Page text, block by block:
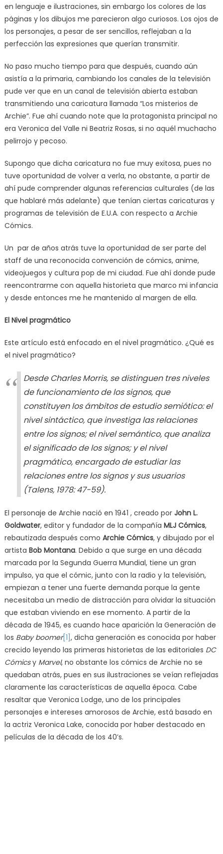
en lenguaje e ilustraciones, sin embargo los colores de las
páginas y los dibujos me parecieron algo curiosos. Los ojos de
los personajes, a pesar de ser sencillos, reflejaban a la
perfección las expresiones que querían transmitir.
No paso mucho tiempo para que después, cuando aún
asistía a la primaria, cambiando los canales de la televisión
pude ver que en un canal de televisión abierta estaban
transmitiendo una caricatura llamada “Los misterios de
Archie”. Fue ahí cuando note que la protagonista principal no
era Veronica del Valle ni Beatriz Rosas, si no aquél muchacho
pelirrojo y pecoso.
Supongo que dicha caricatura no fue muy exitosa, pues no
tuve oportunidad de volver a verla, no obstante, a partir de
ahí pude comprender algunas referencias culturales (de las
que hablaré más adelante) que tenían ciertas caricaturas y
programas de televisión de E.U.A. con respecto a Archie
Cómics.
Un par de años atrás tuve la oportunidad de ser parte del
staff de una reconocida convención de cómics, anime,
videojuegos y cultura pop de mi ciudad. Fue ahí donde pude
reencontrarme con aquella historieta que marco mi infancia
y desde entonces me he mantenido al margen de ella.
El Nivel pragmático
Este artículo está enfocado en el nivel pragmático. ¿Qué es
el nivel pragmático?
Desde Charles Morris, se distinguen tres niveles
de funcionamiento de los signos, que
constituyen los ámbitos de estudio semiótico: el
nivel sintáctico, que investiga las relaciones
entre los signos; el nivel semántico, que analiza
el significado de los signos; y el nivel
pragmático, encargado de estudiar las
relaciones entre los signos y sus usuarios
(Talens, 1978: 47-59).
El personaje de Archie nació en 1941 , creado por John L.
Goldwater, editor y fundador de la compañía MLJ Cómics,
rebautizada después como Archie Cómics, y dibujado por el
artista Bob Montana. Debido a que surge en una década
marcada por la Segunda Guerra Mundial, tiene un gran
impulso, ya que el cómic, junto con la radio y la televisión,
empiezan a tener una fuerte demanda porque la gente
necesitaba un medio de distracción para olvidar la situación
que estaban viviendo en ese momento. A partir de la
década de 1945, es cuando hace aparición la Generación de
los Baby boomer[1] , dicha generación es conocida por haber
crecido leyendo las primeras historietas de las editoriales DC
Cómicsy Marvel, no obstante los cómics de Archie no se
quedaban atrás, pues en sus ilustraciones se veían reflejadas
claramente las características de aquella época. Cabe
resaltar que Veronica Lodge, uno de los principales
personajes e intereses amorosos de Archie, está basado en
la actriz Veronica Lake, conocida por haber destacado en
películas de la década de los 40’s.